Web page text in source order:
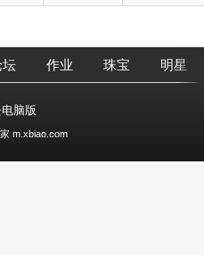
坛 作业 珠宝 明星
脑版
m.xbiao.com